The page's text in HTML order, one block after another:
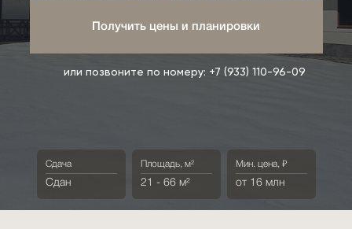
Получить цены и планировки
или позвоните по номеру: +7 (933) 110-96-09
от 16 млн
Мин. цена, ₽
21 - 66 м²
Площадь, м²
Сдан
Сдача